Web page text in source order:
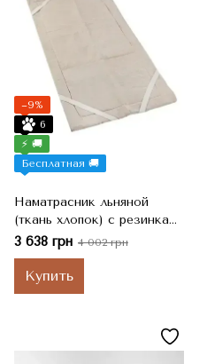
−9%
6
⚡ 🚚
Бесплатная 🚚
Наматрасник льняной
(ткань хлопок) с резинками
по углах 140х200 см
3 638 грн 4 002 грн
Купить